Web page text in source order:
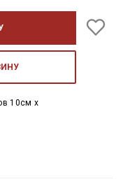
10см x